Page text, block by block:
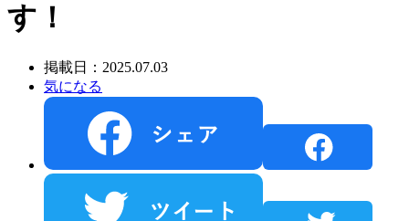
す！
掲載日：2025.07.03
気になる